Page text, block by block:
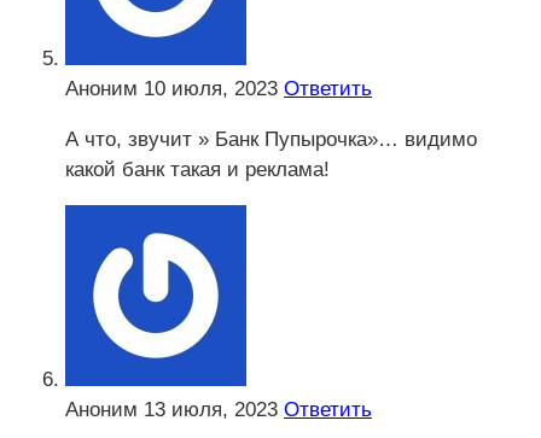
Аноним 10 июля, 2023 Ответить
А что, звучит » Банк Пупырочка»… видимо
какой банк такая и реклама!
Аноним 13 июля, 2023 Ответить